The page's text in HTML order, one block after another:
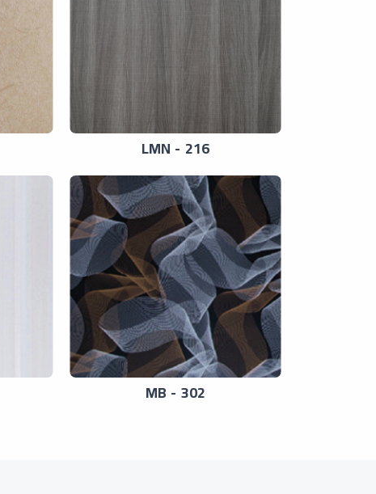
LMN - 216
MB - 302